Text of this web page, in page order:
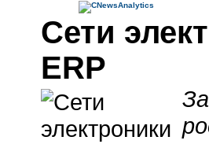
Сети
ERP